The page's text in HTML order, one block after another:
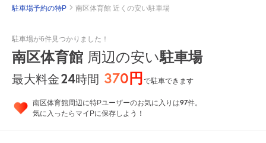
駐車場予約の特P 南区体育館 近くの安い駐車場
駐車場が6件見つかりました！
南区体育館 周辺の安い駐車場
最大料金24時間 370円で駐車できます
南区体育館周辺に特Pユーザーのお気に入りは97件。
気に入ったらマイPに保存しよう！